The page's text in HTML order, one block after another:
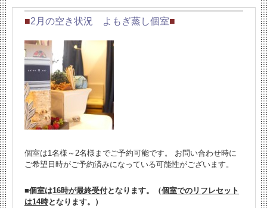
■2 月の空き状況 よもぎ蒸し個室■
個室は1名様～2名様までご予約可能です。
お問い合わせ時に
ご希望日時がご予約済みになっている可能性がございます。
■個室は16時が最終受付となります。（個室でのリフレセット
は14時となります。）